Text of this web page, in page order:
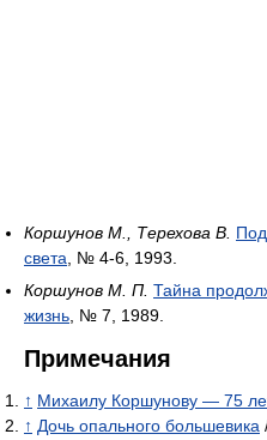
Коршунов М., Терехова В.
света, № 4-6, 1993.
Коршунов М. П. Тайна
жизнь, № 7, 1989.
Примечания
↑ Михаилу Коршунову — 75
↑ Дочь опального большевика